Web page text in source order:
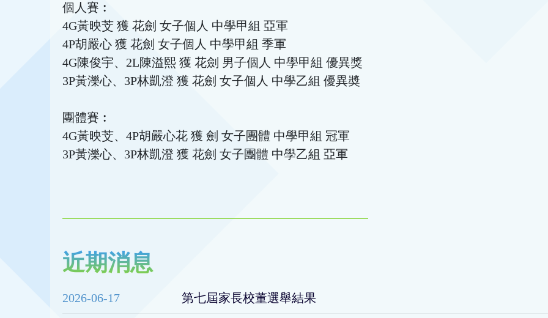
個人賽︰
4G黃映芠 獲 花劍 女子個人 中學甲組 亞軍
4P胡嚴心 獲 花劍 女子個人 中學甲組 季軍
4G陳俊宇、2L陳溢熙 獲 花劍 男子個人 中學甲組 優異獎
3P黃濼心、3P林凱澄 獲 花劍 女子個人 中學乙組 優異奬
團體賽︰
4G黃映芠、4P胡嚴心花 獲 劍 女子團體 中學甲組 冠軍
3P黃濼心、3P林凱澄 獲 花劍 女子團體 中學乙組 亞軍
近期消息
2026-06-17 第七屆家長校董選舉結果